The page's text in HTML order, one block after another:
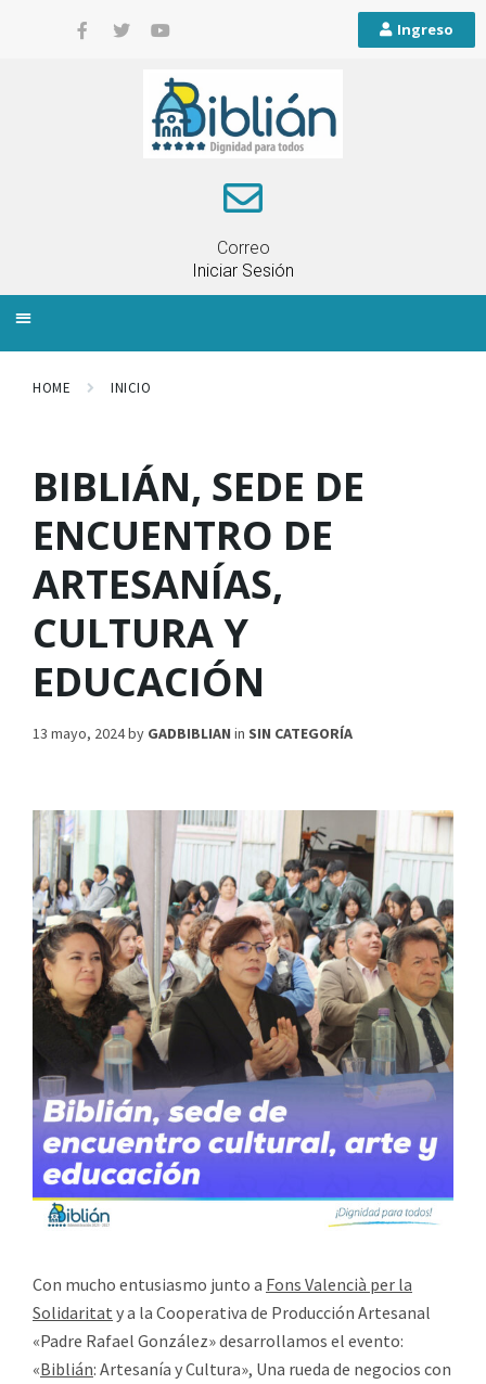
Ingreso
Correo
Iniciar Sesión
HOME INICIO
BIBLIÁN, SEDE DE
ENCUENTRO DE
ARTESANÍAS,
CULTURA Y
EDUCACIÓN
13 mayo, 2024by GADBIBLIAN in SIN CATEGORÍA
Con mucho entusiasmo junto a Fons Valencià per la
Solidaritat y a la Cooperativa de Producción Artesanal
«Padre Rafael González» desarrollamos el evento:
«Biblián: Artesanía y Cultura», Una rueda de negocios con